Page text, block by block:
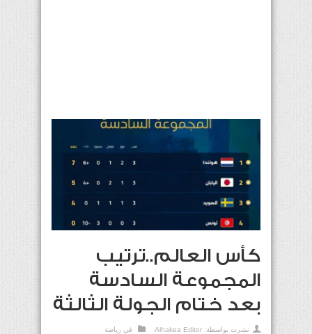
كأس العالم..ترتيب
المجموعة السادسة
بعد ختام الجولة الثالثة
نشرت بواسطة: Alhakea Editor في رياضة